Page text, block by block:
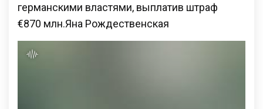
германскими властями, выплатив штраф
€870 млн.Яна Рождественская